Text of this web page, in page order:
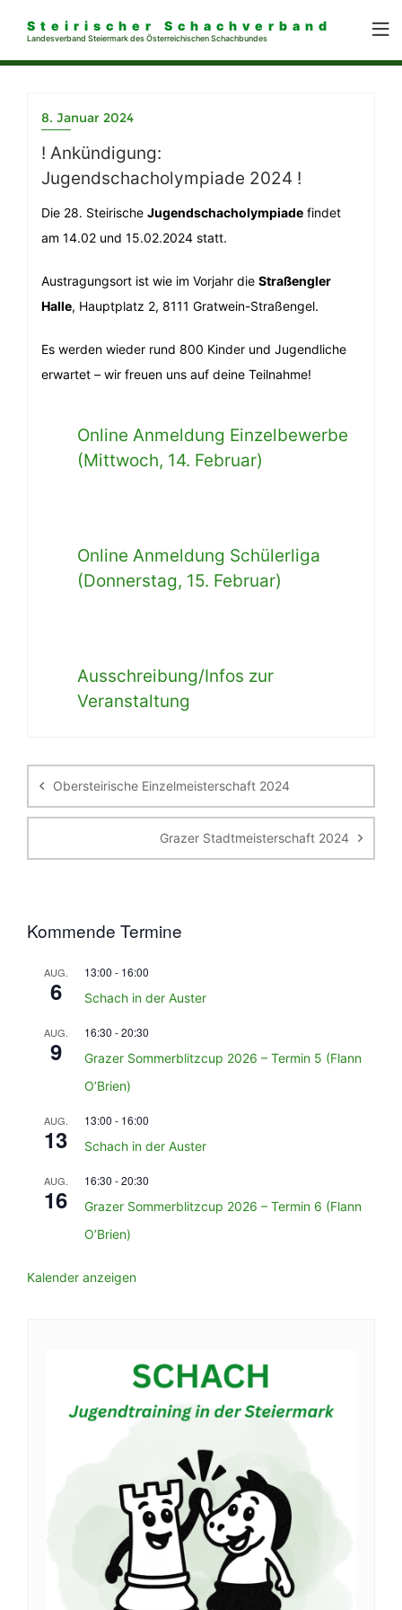
Steirischer Schachverband
Landesverband Steiermark des Österreichischen Schachbundes
8. Januar 2024
! Ankündigung:
Jugendschacholympiade 2024 !
Die 28. Steirische Jugendschacholympiade findet
am 14.02 und 15.02.2024 statt.
Austragungsort ist wie im Vorjahr die Straßengler
Halle, Hauptplatz 2, 8111 Gratwein-Straßengel.
Es werden wieder rund 800 Kinder und Jugendliche
erwartet – wir freuen uns auf deine Teilnahme!
Online Anmeldung Einzelbewerbe
(Mittwoch, 14. Februar)
Online Anmeldung Schülerliga
(Donnerstag, 15. Februar)
Ausschreibung/Infos zur
Veranstaltung
Obersteirische Einzelmeisterschaft 2024
Grazer Stadtmeisterschaft 2024
Kommende Termine
AUG.
6
13:00 - 16:00
Schach in der Auster
AUG.
9
16:30 -20:30
Grazer Sommerblitzcup 2026 – Termin 5 (Flann
O’Brien)
AUG.
13
13:00 - 16:00
Schach in der Auster
AUG.
16
16:30 -20:30
Grazer Sommerblitzcup 2026 – Termin 6 (Flann
O’Brien)
Kalender anzeigen